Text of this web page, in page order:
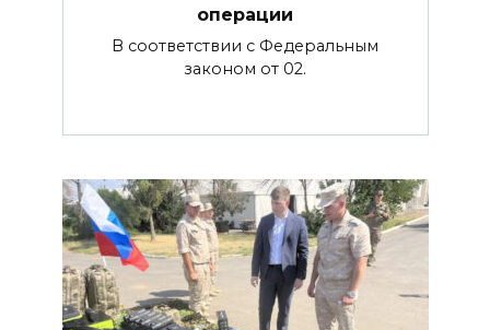
операции
В соответствии с Федеральным
законом от 02.